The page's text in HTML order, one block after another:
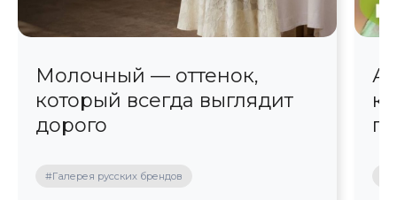
Молочный — оттенок,
который всегда выглядит
дорого
#Галерея русских брендов